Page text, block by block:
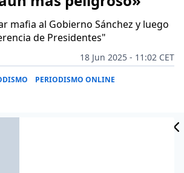
mafia al Gobierno Sánchez y luego
de Presidentes"
18 Jun 2025 - 11:02 CET
PERIODISMO ONLINE